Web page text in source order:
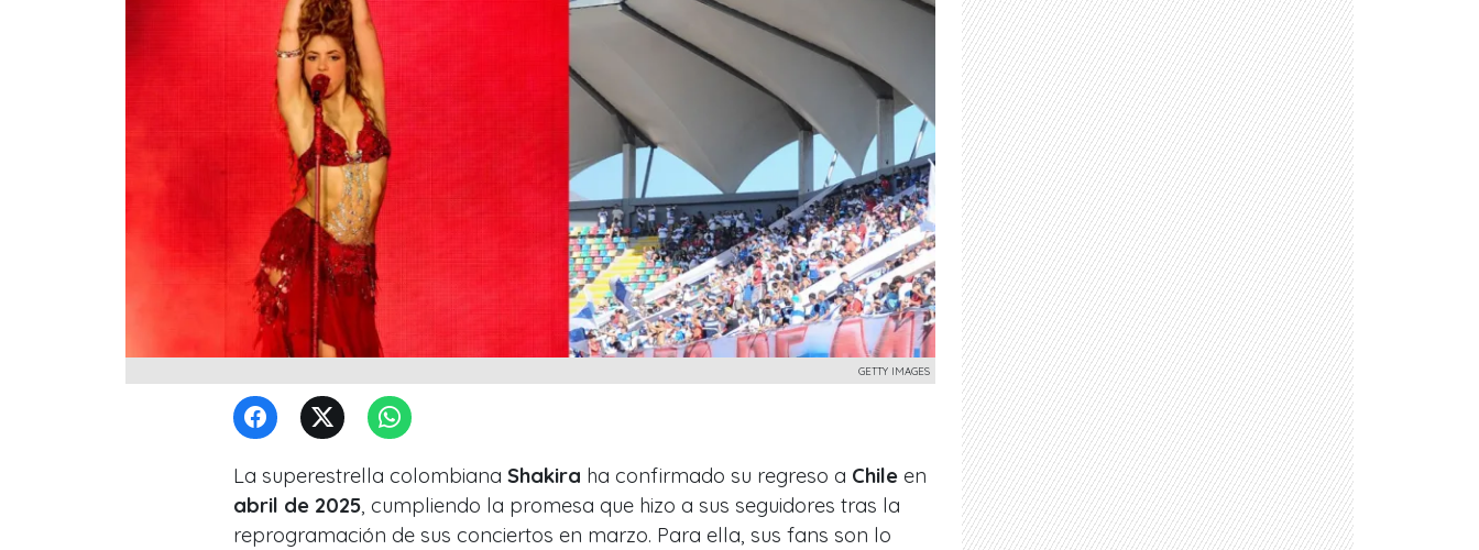
GETTY IMAGES
La superestrella colombiana Shakira ha confirmado su regreso a Chile en
abril de 2025 , cumpliendo la promesa que hizo a sus seguidores tras la
reprogramación de sus conciertos en marzo. Para ella, sus fans son lo